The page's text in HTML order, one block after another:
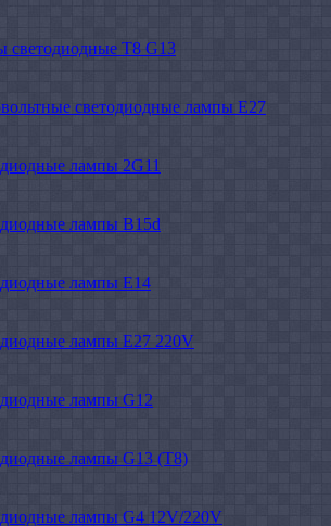
светодиодные Т8 G13
светодиодные лампы E27
лампы 2G11
лампы B15d
лампы E14
лампы E27 220V
лампы G12
лампы G13 (T8)
лампы G4 12V/220V